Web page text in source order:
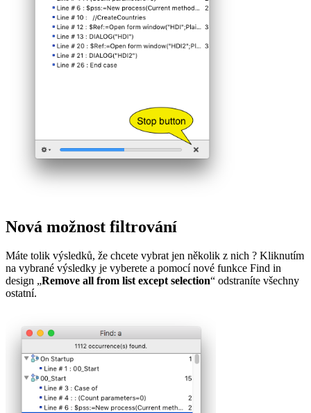
Nová možnost filtrování
Máte tolik výsledků, že chcete vybrat jen několik z nich ? Kliknutím
na vybrané výsledky je vyberete a pomocí nové funkce Find in
design „Remove all from list except selection“ odstraníte všechny
ostatní.